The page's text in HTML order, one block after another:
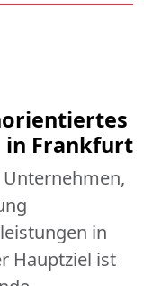
in Frankfurt
in
Hauptziel ist